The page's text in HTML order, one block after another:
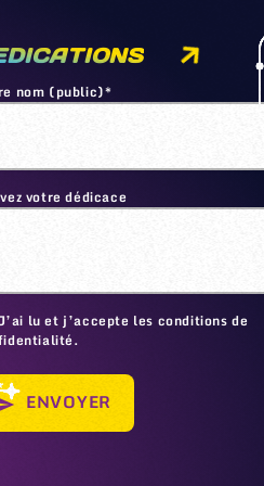
nom (public)*
votre dédicace
lu et j’accepte les conditions de
ENVOYER